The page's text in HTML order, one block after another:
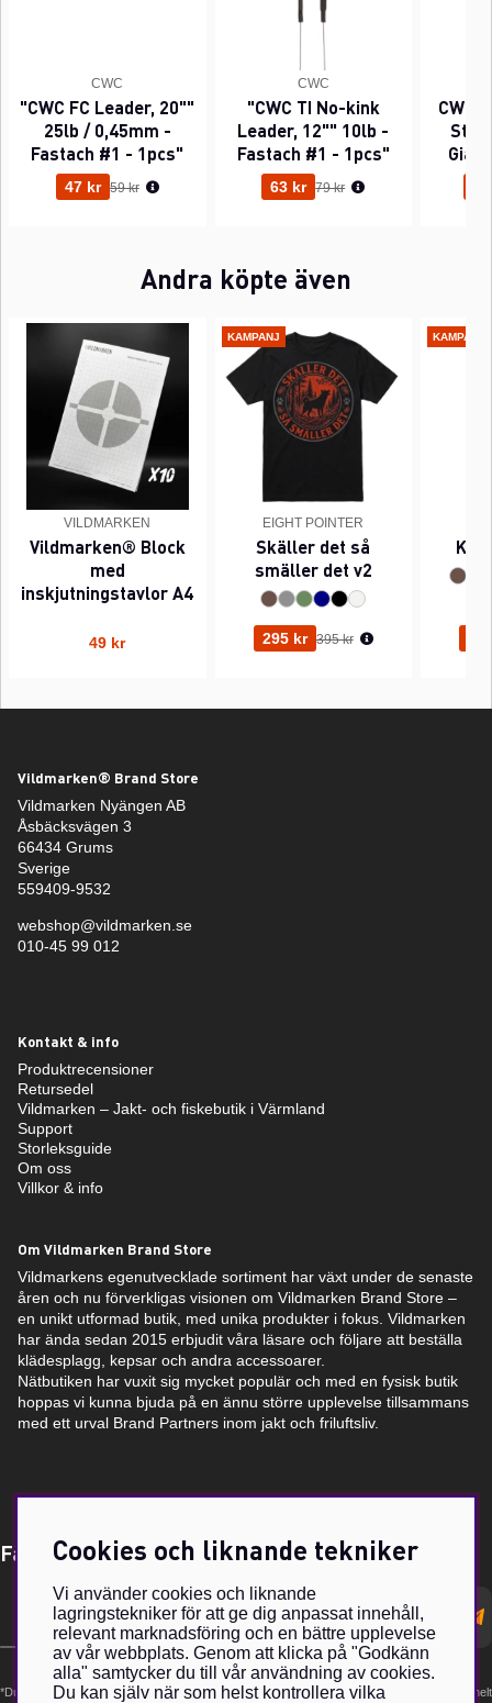
CWC
"CWC FC Leader, 20""
25lb / 0,45mm -
Fastach #1 - 1pcs"
47 kr Ordinarie pris:
59 kr
CWC
"CWC TI No-kink
Leader, 12"" 10lb -
Fastach #1 - 1pcs"
63 kr Ordinarie pris:
79 kr
CWC
Andra köpte även
VILDMARKEN
Vildmarken® Block
med
inskjutningstavlor A4
49 kr
KAMPANJ
EIGHT POINTER
Skäller det så
smäller det v2
295 kr Ordinarie pris:
395 kr
KAMPANJ
Vildmarken® Brand Store
Vildmarken Nyängen AB
Åsbäcksvägen 3
66434 Grums
Sverige
559409-9532
webshop@vildmarken.se
010-45 99 012
Kontakt & info
Produktrecensioner
Retursedel
Vildmarken – Jakt- och fiskebutik i Värmland
Support
Storleksguide
Om oss
Villkor & info
Om Vildmarken Brand Store
Vildmarkens egenutvecklade sortiment har växt under de senaste
åren och nu förverkligas visionen om Vildmarken Brand Store –
en unikt utformad butik, med unika produkter i fokus. Vildmarken
har ända sedan 2015 erbjudit våra läsare och följare att beställa
klädesplagg, kepsar och andra accessoarer.
Nätbutiken har vuxit sig mycket populär och med en fysisk butik
hoppas vi kunna bjuda på en ännu större upplevelse tillsammans
med ett urval Brand Partners inom jakt och friluftsliv.
Få Magasin Vildmarken direkt till din e-post!*
postadress
*Du kan även få erbjudanden och nyheter från samarbetspartners. Din prenumeration är helt
Cookies och liknande tekniker
Vi använder cookies och liknande
lagringstekniker för att ge dig anpassat innehåll,
relevant marknadsföring och en bättre upplevelse
av vår webbplats. Genom att klicka på "Godkänn
alla" samtycker du till vår användning av cookies.
Du kan själv när som helst kontrollera vilka